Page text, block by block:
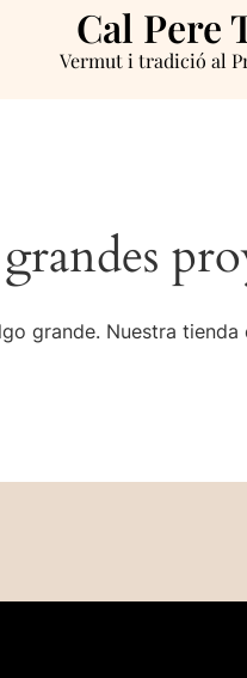
Cal Pere
Vermut i tradició al
grande. Nuestra